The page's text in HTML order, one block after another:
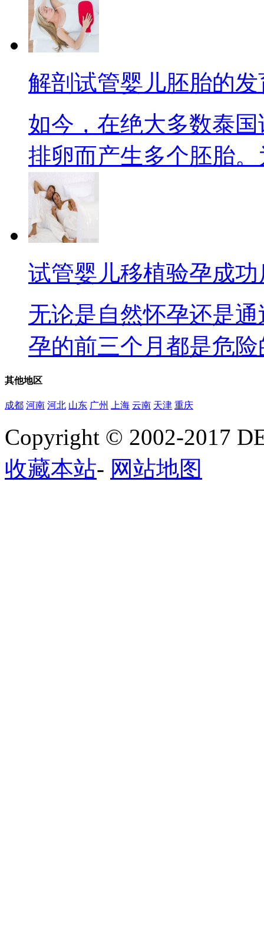
解剖试管婴儿胚胎的
如今，在绝大多数泰
排卵而产生多个胚胎。
试管婴儿移植验孕成
无论是自然怀孕还是
孕的前三个月都是危险
其他地区
成都 河南 河北 山东 广州 上海 云南 天津 重庆
Copyright © 2002-2017
收藏本站- 网站地图